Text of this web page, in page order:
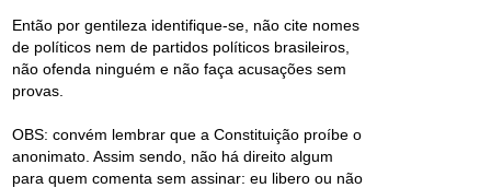
Então por gentileza identifique-se, não cite nomes
de políticos nem de partidos políticos brasileiros,
não ofenda ninguém e não faça acusações sem
provas.
OBS: convém lembrar que a Constituição proíbe o
anonimato. Assim sendo, não há direito algum
para quem comenta sem assinar: eu libero ou não